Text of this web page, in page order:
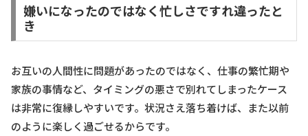
嫌いになったのではなく忙しさですれ違ったと
き
お互いの人間性に問題があったのではなく、仕事の繁忙期や
家族の事情など、タイミングの悪さで別れてしまったケース
は非常に復縁しやすいです。状況さえ落ち着けば、また以前
のように楽しく過ごせるからです。